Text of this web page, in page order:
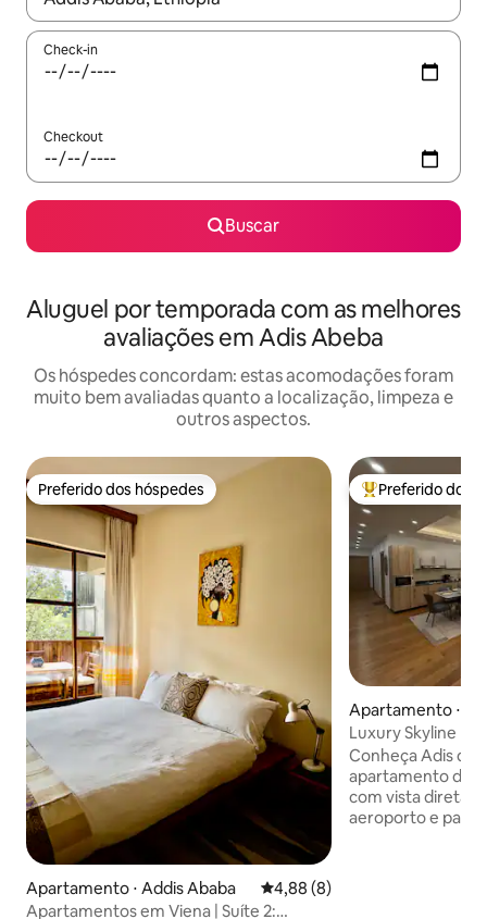
Check-in
Checkout
Buscar
Aluguel por temporada com as melhores
avaliações em Adis Abeba
Os hóspedes concordam: estas acomodações foram
muito bem avaliadas quanto a localização, limpeza e
outros aspectos.
Preferido dos hóspedes
Preferido dos hóspedes
Apartamento ⋅ Addis Ababa 4,88 de uma avaliação média
4,88 (8)
Apartamentos em Viena | Suíte 2:
Entre os
Preferido dos
Apartamento ⋅
Luxury Skyline |
Bole | 3 quartos
Conheça Adis de
apartamento de 3
com vista direta
aeroporto e para